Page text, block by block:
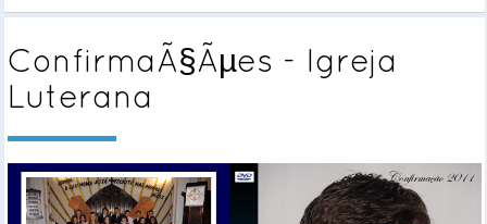
ConfirmaÃ§Ãµes - Igreja
Luterana